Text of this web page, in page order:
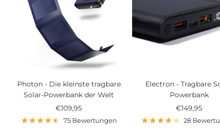
Photon - Die kleinste tragbare
Solar-Powerbank der Welt
Angebotspreis
€109,95
75 Bewertungen
Electron - Tragbare
Powerbank
€149,95
28